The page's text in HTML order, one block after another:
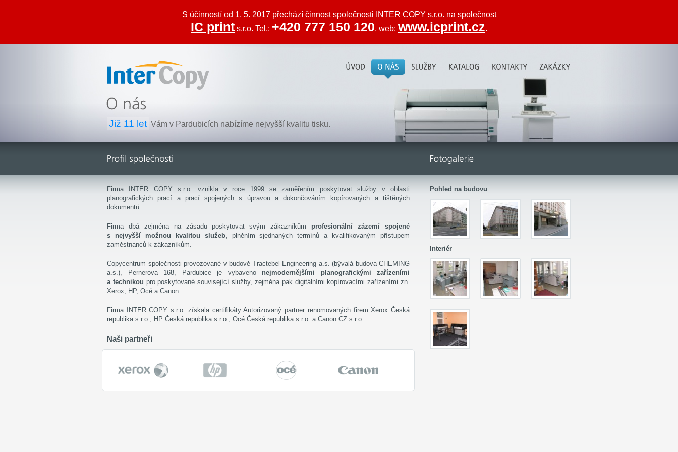
Inter Copy
Již 11 let Vám v Pardubicích nabízíme nejvyšší kvalitu tisku.
Firma INTER COPY s.r.o. vznikla v roce 1999 se zaměřením poskytovat služby v oblasti
planografických prací a prací spojených s úpravou a dokončováním kopírovaných a tištěných
dokumentů.
Firma dbá zejména na zásadu poskytovat svým zákazníkům profesionální zázemí spojené
s nejvyšší možnou kvalitou služeb, plněním sjednaných termínů a kvalifikovaným přístupem
zaměstnanců k zákazníkům.
Copycentrum společnosti provozované v budově Tractebel Engineering a.s. (bývalá budova CHEMING
a.s.), Pernerova 168, Pardubice je vybaveno nejmodernějšími planografickými zařízeními
a technikou pro poskytované související služby, zejména pak digitálními kopírovacími zařízeními zn.
Xerox, HP, Océ a Canon.
Firma INTER COPY s.r.o. získala certifikáty Autorizovaný partner renomovaných firem Xerox Česká
republika s.r.o., HP Česká republika s.r.o., Océ Česká republika s.r.o. a Canon CZ s.r.o.
Naši partneři
Xerox HP Océ Canon
Pohled na budovu
Interiér
S účinností od 1. 5. 2017 přechází činnost společnosti INTER COPY s.r.o. na společnost
IC print s.r.o. Tel.: +420 777 150 120, web: www.icprint.cz.